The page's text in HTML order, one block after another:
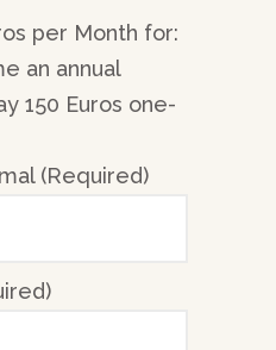
per Month for:
an annual
150 Euros one-
(Required)